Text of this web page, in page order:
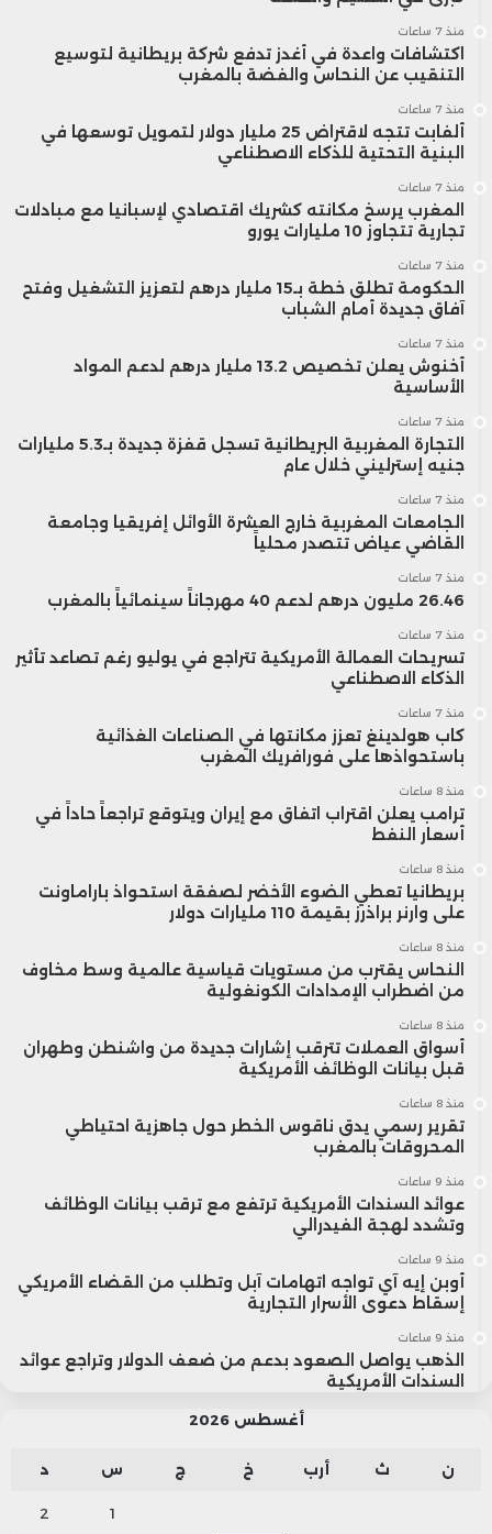
تعتمد على التصدير.
و حذر مصرفا “مورغان ستانلي” و”جيه بي
مورجان” من أن الزخم القياسي للأسهم
الأمريكية قد يتعرض لتراجع مؤقت بعد خفض
الفائدة المتوقع في اجتماع الاحتياطي
الفيدرالي هذا الأسبوع، ما يجعل الأسواق أمام
قرارات استثمارية مدروسة.
منذ 7 ساعات
اكتشافات واعدة في أغدز تدفع شركة بريطانية لتوسيع
التنقيب عن النحاس والفضة بالمغرب
منذ 7 ساعات
ألفابت تتجه لاقتراض 25 مليار دولار لتمويل توسعها في
البنية التحتية للذكاء الاصطناعي
منذ 7 ساعات
المغرب يرسخ مكانته كشريك اقتصادي لإسبانيا مع مبادلات
تجارية تتجاوز 10 مليارات يورو
منذ 7 ساعات
الحكومة تطلق خطة بـ15 مليار درهم لتعزيز التشغيل وفتح
آفاق جديدة أمام الشباب
منذ 7 ساعات
أخنوش يعلن تخصيص 13.2 مليار درهم لدعم المواد
الأساسية
منذ 7 ساعات
التجارة المغربية البريطانية تسجل قفزة جديدة بـ5.3 مليارات
جنيه إسترليني خلال عام
منذ 7 ساعات
الجامعات المغربية خارج العشرة الأوائل إفريقيا وجامعة
القاضي عياض تتصدر محلياً
منذ 7 ساعات
26.46 مليون درهم لدعم 40 مهرجاناً سينمائياً بالمغرب
منذ 7 ساعات
تسريحات العمالة الأمريكية تتراجع في يوليو رغم تصاعد تأثير
الذكاء الاصطناعي
منذ 7 ساعات
كاب هولدينغ تعزز مكانتها في الصناعات الغذائية
باستحواذها على فورافريك المغرب
منذ 8 ساعات
ترامب يعلن اقتراب اتفاق مع إيران ويتوقع تراجعاً حاداً في
أسعار النفط
منذ 8 ساعات
بريطانيا تعطي الضوء الأخضر لصفقة استحواذ باراماونت
على وارنر براذرز بقيمة 110 مليارات دولار
منذ 8 ساعات
النحاس يقترب من مستويات قياسية عالمية وسط مخاوف
من اضطراب الإمدادات الكونغولية
منذ 8 ساعات
أسواق العملات تترقب إشارات جديدة من واشنطن وطهران
قبل بيانات الوظائف الأمريكية
منذ 8 ساعات
تقرير رسمي يدق ناقوس الخطر حول جاهزية احتياطي
المحروقات بالمغرب
منذ 9 ساعات
عوائد السندات الأمريكية ترتفع مع ترقب بيانات الوظائف
وتشدد لهجة الفيدرالي
منذ 9 ساعات
أوبن إيه آي تواجه اتهامات آبل وتطلب من القضاء الأمريكي
إسقاط دعوى الأسرار التجارية
منذ 9 ساعات
الذهب يواصل الصعود بدعم من ضعف الدولار وتراجع عوائد
السندات الأمريكية
أغسطس 2026
ن ث أرب خ ج س د
1
2